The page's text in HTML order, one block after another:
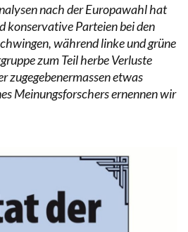
nach der Europawahl hat
konservative Parteien bei den
während linke und grüne
zum Teil herbe Verluste
zugegebenermassen etwas
Meinungsforschers ernennen wir